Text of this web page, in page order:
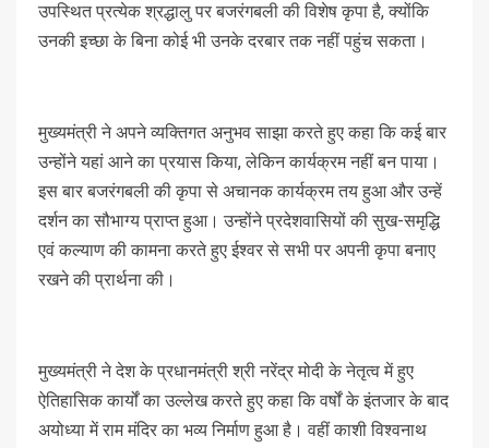
उपस्थित प्रत्येक श्रद्धालु पर बजरंगबली की विशेष कृपा है, क्योंकि
उनकी इच्छा के बिना कोई भी उनके दरबार तक नहीं पहुंच सकता।
मुख्यमंत्री ने अपने व्यक्तिगत अनुभव साझा करते हुए कहा कि कई बार
उन्होंने यहां आने का प्रयास किया, लेकिन कार्यक्रम नहीं बन पाया।
इस बार बजरंगबली की कृपा से अचानक कार्यक्रम तय हुआ और उन्हें
दर्शन का सौभाग्य प्राप्त हुआ। उन्होंने प्रदेशवासियों की सुख-समृद्धि
एवं कल्याण की कामना करते हुए ईश्वर से सभी पर अपनी कृपा बनाए
रखने की प्रार्थना की।
मुख्यमंत्री ने देश के प्रधानमंत्री श्री नरेंद्र मोदी के नेतृत्व में हुए
ऐतिहासिक कार्यों का उल्लेख करते हुए कहा कि वर्षों के इंतजार के बाद
अयोध्या में राम मंदिर का भव्य निर्माण हुआ है। वहीं काशी विश्वनाथ